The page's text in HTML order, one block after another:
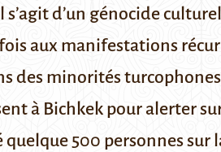
s’agit d’un génocide culturel
aux manifestations
des minorités
à Bichkek pour alerter
quelque 500 personnes